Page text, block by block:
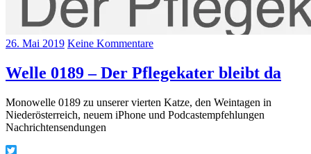
26. Mai 2019 Keine Kommentare
Welle 0189 – Der Pflegekater bleibt da
Monowelle 0189 zu unserer vierten Katze, den Weintagen in
Niederösterreich, neuem iPhone und Podcastempfehlungen
Nachrichtensendungen